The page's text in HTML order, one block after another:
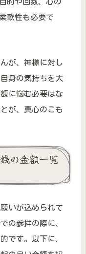
軟性も必要で
が、神様に対し
身の気持ちを大
に悩む必要はな
が、真心のこも
の金額一覧
いが込められて
の参拝の際に、
です。以下に、